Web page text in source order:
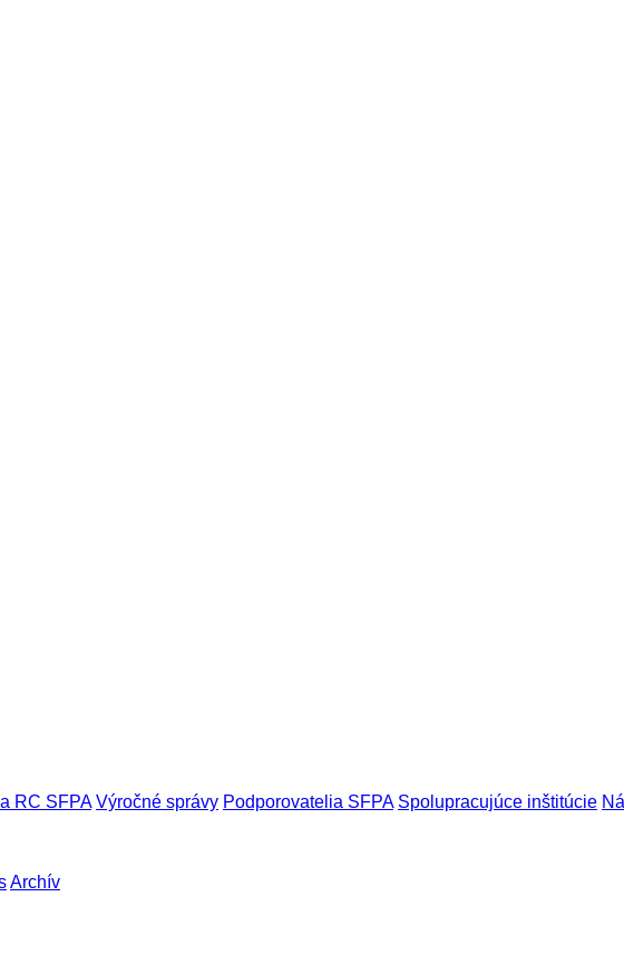
RC SFPA Výročné správy Podporovatelia SFPA Spolupracujúce inštitúcie
Archív